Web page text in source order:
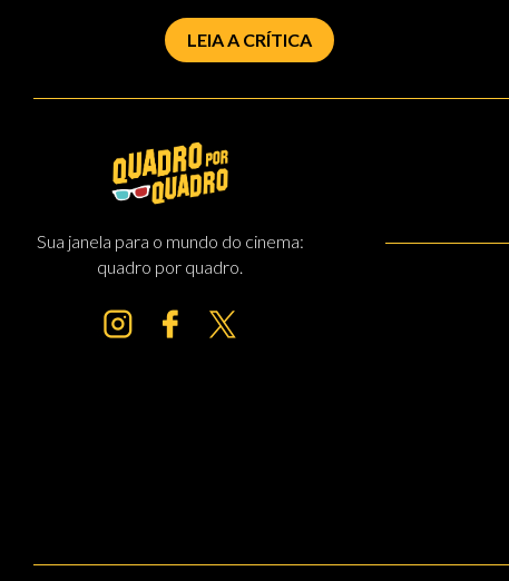
LEIA A CRÍTICA
Sua janela para o mundo do cinema:
quadro por quadro.